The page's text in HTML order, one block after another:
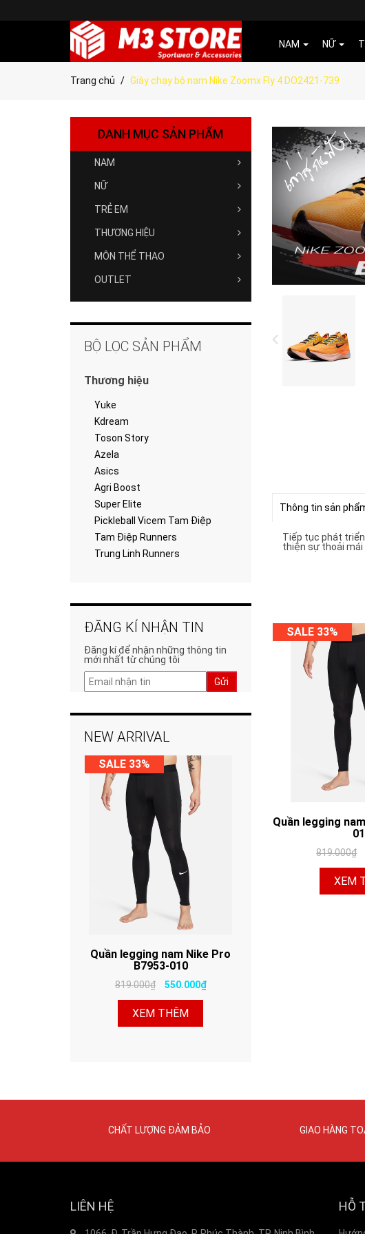
NAM NỮ
Trang chủ Giày chạy bộ nam Nike Zoomx Fly 4 DO2421-739
Thông tin sản
Tiếp tục phát
thiện sự thoải mái
SALE 33%
Quần legging
819.000₫
XEM
DANH MỤC SẢN PHẨM
NAM
NỮ
TRẺ EM
THƯƠNG HIỆU
MÔN THỂ THAO
OUTLET
BỘ LỌC SẢN PHẨM
Thương hiệu
Yuke
Kdream
Toson Story
Azela
Asics
Agri Boost
Super Elite
Pickleball Vicem Tam Điệp
Tam Điệp Runners
Trung Linh Runners
ĐĂNG KÍ NHẬN TIN
Đăng kí để nhận những thông tin
mới nhất từ chúng tôi
Gửi
NEW ARRIVAL
SALE 33%
Quần legging nam Nike Pro
B7953-010
819.000₫ 550.000₫
XEM THÊM
CHẤT LƯỢNG ĐẢM BẢO GIAO HÀNG
LIÊN HỆ HỖ